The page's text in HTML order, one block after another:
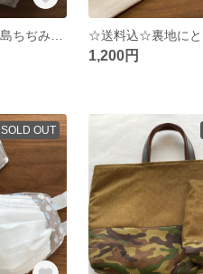
1,200円
SOLD OUT